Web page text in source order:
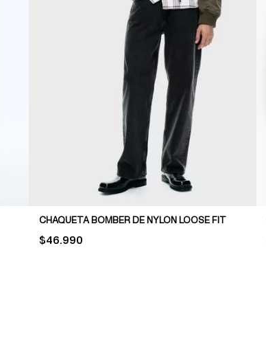
CHAQUETA BOMBER DE NYLON LOOSE FIT
PRICE:
$46.990